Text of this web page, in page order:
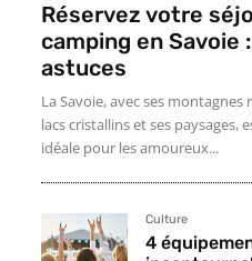
Réservez votre
camping en Savoie
astuces
La Savoie, avec ses montagnes
lacs cristallins et ses paysages,
idéale pour les amoureux...
Culture
4